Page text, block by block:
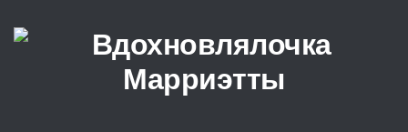
Перейти к содержимому